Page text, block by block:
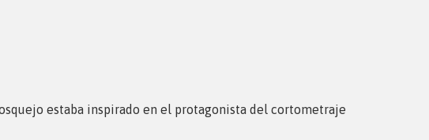
estaba inspirado en el protagonista del cortometraje